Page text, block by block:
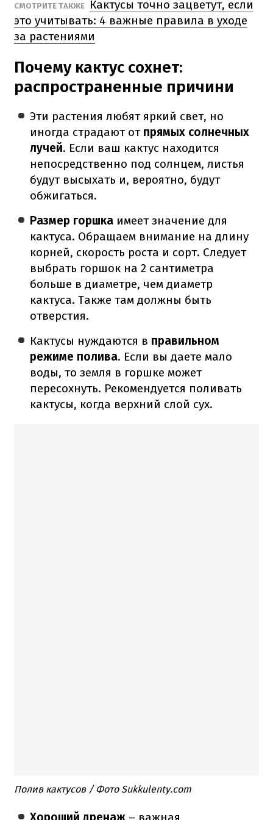
СМОТРИТЕ ТАКЖЕ
Кактусы точно зацветут, если
это учитывать: 4 важные правила в уходе
за растениями
Почему кактус сохнет:
распространенные причини
Эти растения любят яркий свет, но
иногда страдают от прямых солнечных
лучей. Если ваш кактус находится
непосредственно под солнцем, листья
будут высыхать и, вероятно, будут
обжигаться.
Размер горшка имеет значение для
кактуса. Обращаем внимание на длину
корней, скорость роста и сорт. Следует
выбрать горшок на 2 сантиметра
больше в диаметре, чем диаметр
кактуса. Также там должны быть
отверстия.
Кактусы нуждаются в правильном
режиме полива. Если вы даете мало
воды, то земля в горшке может
пересохнуть. Рекомендуется поливать
кактусы, когда верхний слой сух.
Полив кактусов / Фото Sukkulenty.com
Хороший дренаж – важная